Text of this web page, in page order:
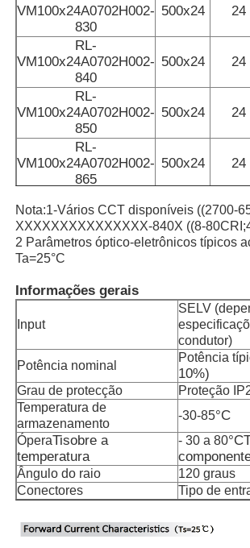
VM100x24A0702H002-
830
500x24 24
RL-
VM100x24A0702H002-
840
500x24 24
RL-
VM100x24A0702H002-
850
500x24 24
RL-
VM100x24A0702H002-
865
500x24 24
Nota:1-Vários CCT disponíveis ((2700-
XXXXXXXXXXXXXXX-840X ((8-
2 Parâmetros óptico-eletrônicos típicos
Ta=25°C
Informações gerais
Input
SELV
condutor)
Potência nominal
Potência
10%)
Grau de protecção
Proteção
Temperatura de
armazenamento
-30-85°C
ÓperaTisobre a
temperatura
- 30 a 80°C
Ângulo do raio
120 graus
Conectores
Tipo de